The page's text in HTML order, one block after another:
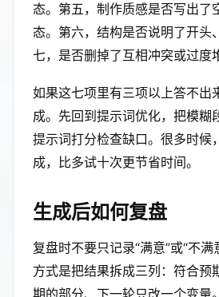
态。第五，制作质感是否写出了
态。第六，结构是否说明了开头
七，是否删掉了互相冲突或过度
如果这七项里有三项以上答不出
成。先回到提示词优化，把模糊
提示词打分检查缺口。很多时候
成，比多试十次更节省时间。
生成后如何复盘
复盘时不要只记录“满意”或“不
方式是把结果拆成三列：符合预
期的部分、下一轮只改一个变量